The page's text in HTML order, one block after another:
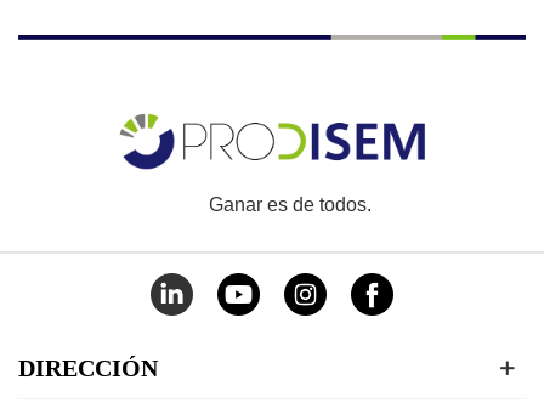
Ganar es de todos.
DIRECCIÓN